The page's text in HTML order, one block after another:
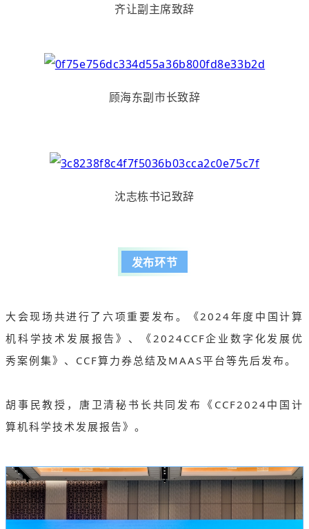
齐让副主席致辞
顾海东副市长致辞
沈志栋书记致辞
发布环节
大会现场共进行了六项重要发布。《2024年度中国计算
机科学技术发展报告》、《2024CCF企业数字化发展优
秀案例集》、CCF算力券总结及MAAS平台等先后发布。
胡事民教授，唐卫清秘书长共同发布《CCF2024中国计
算机科学技术发展报告》。